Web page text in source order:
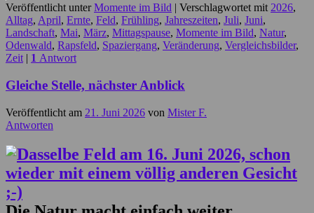
Veröffentlicht unter Momente im Bild | Verschlagwortet mit 2026,
Alltag, April, Ernte, Feld, Frühling, Jahreszeiten, Juli, Juni,
Landschaft, Mai, März, Mittagspause, Momente im Bild, Natur,
Odenwald, Rapsfeld, Spaziergang, Veränderung, Vergleichsbilder,
Zeit | 1 Antwort
Gleiche Stelle, nächster Anblick
Veröffentlicht am 21. Juni 2026 von Mister F.
Antworten